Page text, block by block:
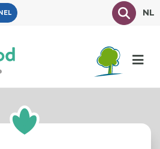
TexteNL